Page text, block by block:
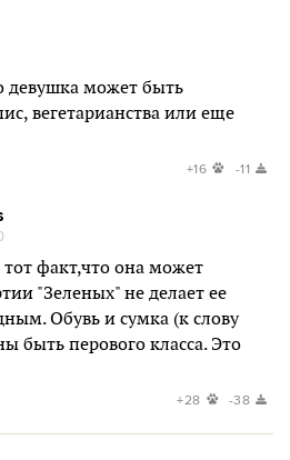
девушка может быть
вегетарианства или еще
+16 -11
факт,что она может
"Зеленых" не делает ее
Обувь и сумка (к слову
быть перового класса. Это
+28 -38